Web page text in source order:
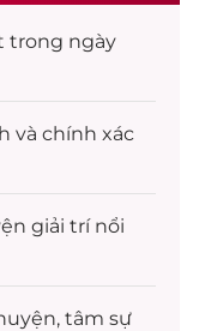
trong ngày
và chính xác
giải trínổi
tâm sự